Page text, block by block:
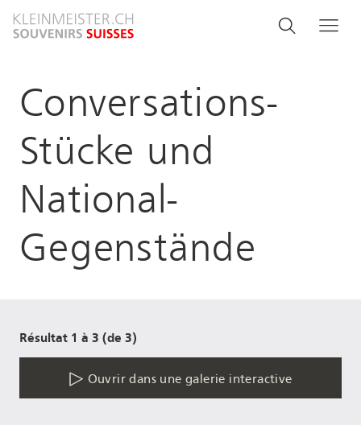
au
Search
Rechercher
Conversations-
Stücke und
National-
Gegenstände
Résultat 1 à 3 (de 3)
Ouvrir dans une galerie interactive